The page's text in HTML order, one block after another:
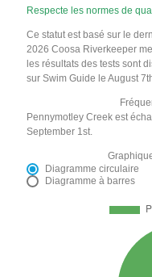
Respecte les normes de
Ce statut est basé sur le
2026 Coosa Riverkeeper
les résultats des tests sont
sur Swim Guide le August
Pennymotley Creek est
September 1st.
Diagramme circulaire
Diagramme à barres